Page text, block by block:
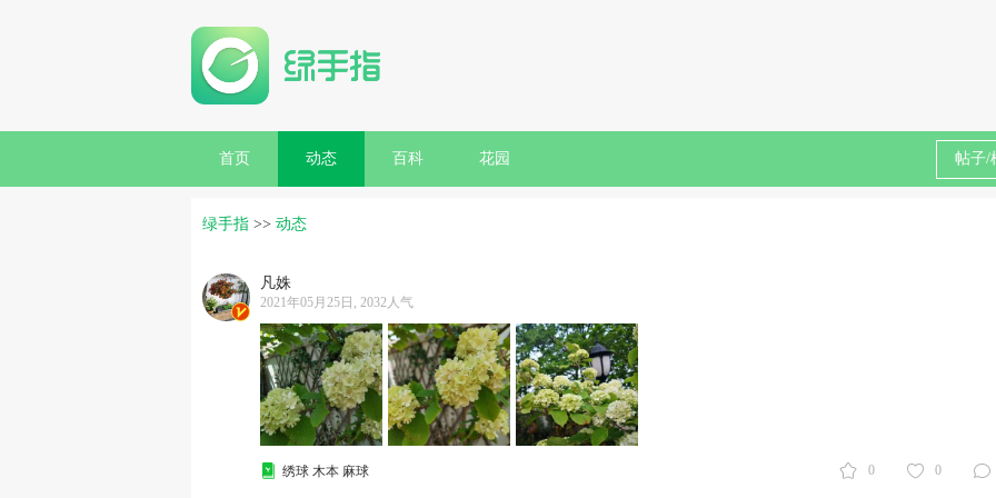
首页 动态 百科 花园
绿手指 >> 动态
凡姝
2021年05月25日, 2032人气
0 0
绣球 木本 麻球